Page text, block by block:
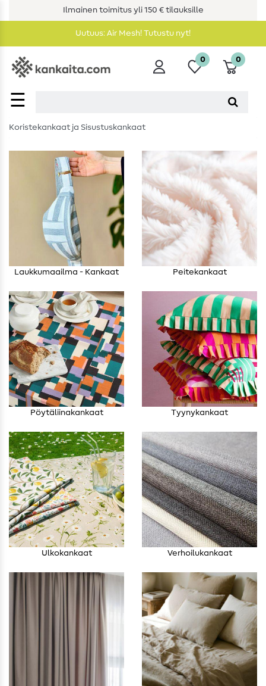
Ilmainen toimitus yli 150 € tilauksille
Uutuus: Air Mesh! Tutustu nyt!
☰
0 0
Koristekankaat ja Sisustuskankaat
Laukkumaailma - Kankaat Peitekankaat
Pöytäliinakankaat Tyynykankaat
Ulkokankaat Verhoilukankaat